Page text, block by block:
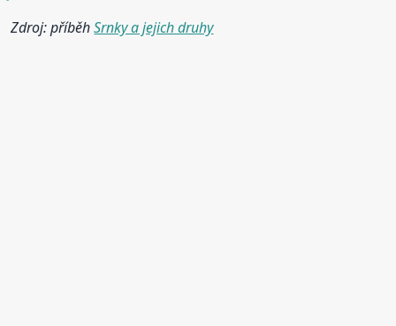
Zdroj: příběhSrnky a jejich druhy